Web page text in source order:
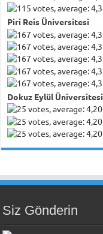
Piri Reis Üniversitesi
Dokuz Eylül Üniversitesi
Siz Gönderin